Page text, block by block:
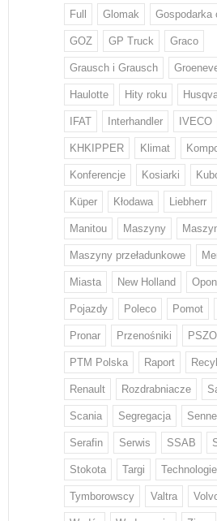
Full Glomak Gospodarka
GOZ GP Truck Graco
Grausch i Grausch
Haulotte Hity roku
IFAT Interhandler IVECO
KHKIPPER Klimat
Konferencje Kosiarki
Küper Kłodawa Liebherr
Manitou Maszyny
Maszyny przeładunkowe
Miasta New Holland
Pojazdy Poleco Pomot
Pronar Przenośniki
PTM Polska Raport
Renault Rozdrabniacze
Scania Segregacja
Serafin Serwis SSAB
Stokota Targi Technologie
Tymborowscy Valtra